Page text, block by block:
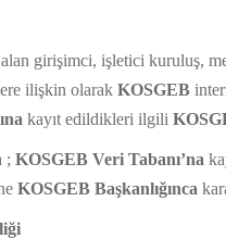
girişimci, işletici kuruluş,
ilişkin olarak KOSGEB
kayıt edildikleri ilgili
; KOSGEB Veri Tabanı’na
KOSGEB Başkanlığınca